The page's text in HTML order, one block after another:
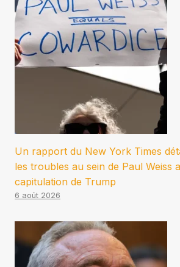
Un rapport du New York Times
les troubles au sein de Paul Weiss
capitulation de Trump
6 août 2026